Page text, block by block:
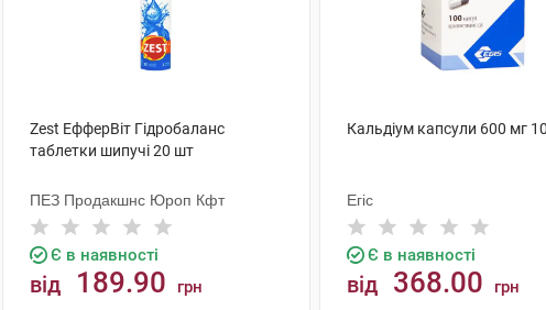
Zest ЕфферВіт Гідробаланс
таблетки шипучі 20 шт
ПЕЗ Продакшнс Юроп Кфт
Є в наявності
від 189.90 грн
Кальдіум капсули 600 мг
Егіс
Є в наявності
від 368.00 грн